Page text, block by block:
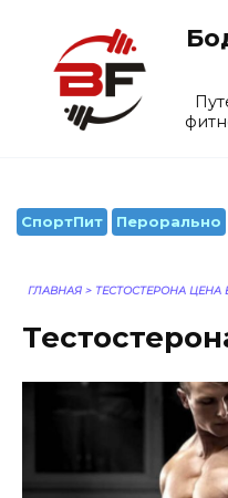
содержанию
СпортПит Перорально
ГЛАВНАЯ > ТЕСТОСТЕРОНА ЦЕНА